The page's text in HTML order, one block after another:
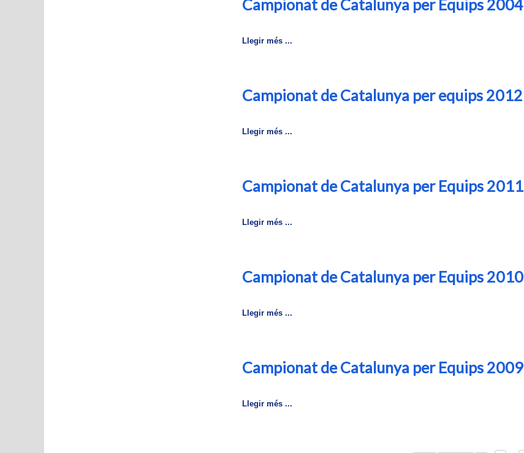
Campionat de Catalunya per Equips 2004
Llegir més ...
Campionat de Catalunya per equips 2012
Llegir més ...
Campionat de Catalunya per Equips 2011
Llegir més ...
Campionat de Catalunya per Equips 2010
Llegir més ...
Campionat de Catalunya per Equips 2009
Llegir més ...